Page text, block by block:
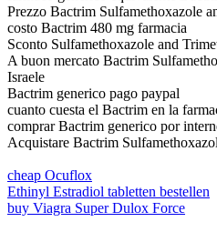
Prezzo Bactrim Sulfamethoxazole
costo Bactrim 480 mg farmacia
Sconto Sulfamethoxazole and
A buon mercato Bactrim
Israele
Bactrim generico pago paypal
cuanto cuesta el Bactrim en la
comprar Bactrim generico por
Acquistare Bactrim
cheap Ocuflox
Ethinyl Estradiol tabletten bestellen
buy Viagra Super Dulox Force